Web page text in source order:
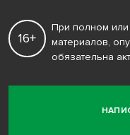
16+
При полном или
материалов,
обязательна